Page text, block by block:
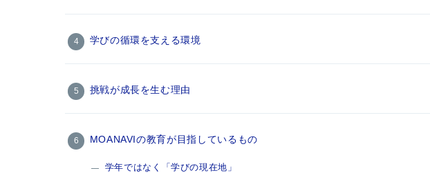
学びの循環を支える環境
挑戦が成長を生む理由
MOANAVIの教育が目指しているもの
学年ではなく「学びの現在地」